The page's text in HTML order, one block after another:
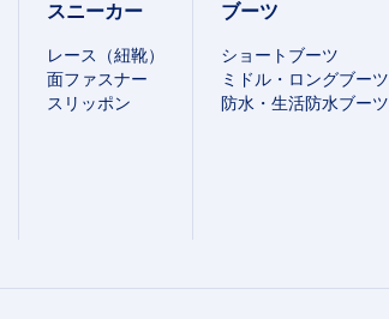
スニーカー
レース（紐靴）
面ファスナー
スリッポン
ブーツ
ショートブーツ
ミドル・ロングブーツ
防水・生活防水ブーツ